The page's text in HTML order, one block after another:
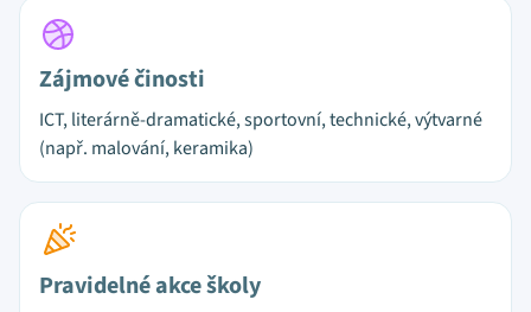
Zájmové činosti
ICT, literárně-dramatické, sportovní, technické, výtvarné
(např. malování, keramika)
Pravidelné akce školy